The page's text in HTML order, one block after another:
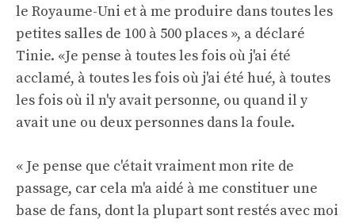
le Royaume-Uni et à me produire dans toutes les
petites salles de 100 à 500 places », a déclaré
Tinie. «Je pense à toutes les fois où j'ai été
acclamé, à toutes les fois où j'ai été hué, à toutes
les fois où il n'y avait personne, ou quand il y
avait une ou deux personnes dans la foule.
« Je pense que c'était vraiment mon rite de
passage, car cela m'a aidé à me constituer une
base de fans, dont la plupart sont restés avec moi